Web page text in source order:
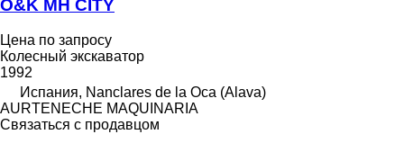
O&K MH CITY
Цена по запросу
Колесный экскаватор
1992
Испания, Nanclares de la Oca (Alava)
AURTENECHE MAQUINARIA
Связаться с продавцом